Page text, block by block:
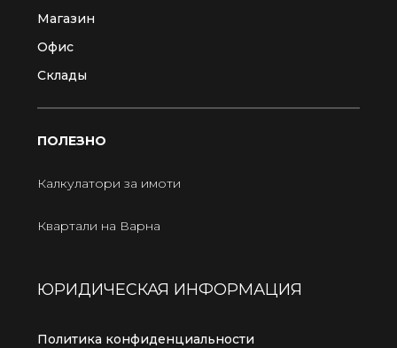
Магазин
Офис
Склады
ПОЛЕЗНО
Калкулатори за имоти
Квартали на Варна
ЮРИДИЧЕСКАЯ ИНФОРМАЦИЯ
Политика конфиденциальности